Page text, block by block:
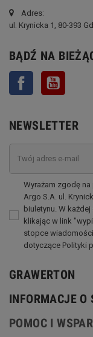
Adres:
ul. Krynicka 1, 80-393
BĄDŹ NA
Facebook
NEWSLETTER
Wyrażam zgodę
Argo S.A. ul.
biuletynu. W
klikając w link
stopce
dotyczące Polityki
GRAWERTON
INFORMACJE O
POMOC I